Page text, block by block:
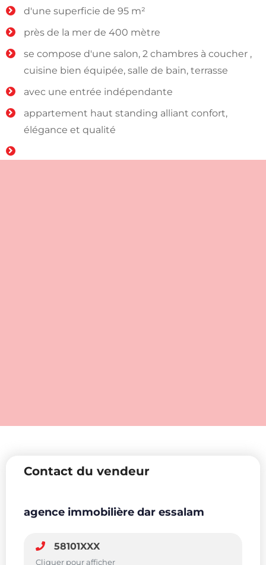
d'une superficie de 95 m²
près de la mer de 400 mètre
se compose d'une salon, 2 chambres à coucher ,
cuisine bien équipée, salle de bain, terrasse
avec une entrée indépendante
appartement haut standing alliant confort,
élégance et qualité
Contact du vendeur
agence immobilière dar essalam
58101XXX
Cliquer pour afficher